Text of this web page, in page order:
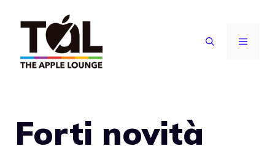
contenuto
MENU
Forti novità